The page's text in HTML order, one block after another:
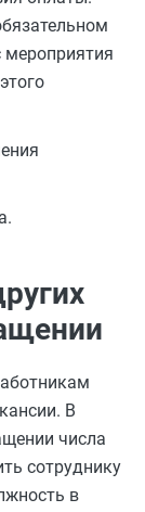
мероприятия
В
числа
сотруднику
в